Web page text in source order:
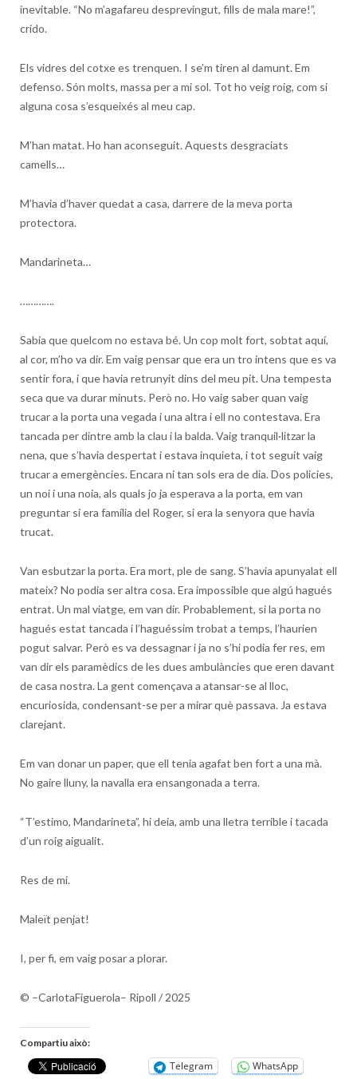
inevitable. “No m’agafareu desprevingut, fills de mala mare!”,
crido.
Els vidres del cotxe es trenquen. I se’m tiren al damunt. Em
defenso. Són molts, massa per a mi sol. Tot ho veig roig, com si
alguna cosa s’esqueixés al meu cap.
M’han matat. Ho han aconseguit. Aquests desgraciats
camells…
M’havia d’haver quedat a casa, darrere de la meva porta
protectora.
Mandarineta…
………….
Sabia que quelcom no estava bé. Un cop molt fort, sobtat aquí,
al cor, m’ho va dir. Em vaig pensar que era un tro intens que es va
sentir fora, i que havia retrunyit dins del meu pit. Una tempesta
seca que va durar minuts. Però no. Ho vaig saber quan vaig
trucar a la porta una vegada i una altra i ell no contestava. Era
tancada per dintre amb la clau i la balda. Vaig tranquil·litzar la
nena, que s’havia despertat i estava inquieta, i tot seguit vaig
trucar a emergències. Encara ni tan sols era de dia. Dos policies,
un noi i una noia, als quals jo ja esperava a la porta, em van
preguntar si era família del Roger, si era la senyora que havia
trucat.
Van esbutzar la porta. Era mort, ple de sang. S’havia apunyalat ell
mateix? No podia ser altra cosa. Era impossible que algú hagués
entrat. Un mal viatge, em van dir. Probablement, si la porta no
hagués estat tancada i l’haguéssim trobat a temps, l’haurien
pogut salvar. Però es va dessagnar i ja no s’hi podia fer res, em
van dir els paramèdics de les dues ambulàncies que eren davant
de casa nostra. La gent començava a atansar-se al lloc,
encuriosida, condensant-se per a mirar què passava. Ja estava
clarejant.
Em van donar un paper, que ell tenia agafat ben fort a una mà.
No gaire lluny, la navalla era ensangonada a terra.
“T’estimo, Mandarineta”, hi deia, amb una lletra terrible i tacada
d’un roig aigualit.
Res de mi.
Maleït penjat!
I, per fi, em vaig posar a plorar.
© –CarlotaFiguerola– Ripoll / 2025
Compartiu això:
Telegram WhatsApp